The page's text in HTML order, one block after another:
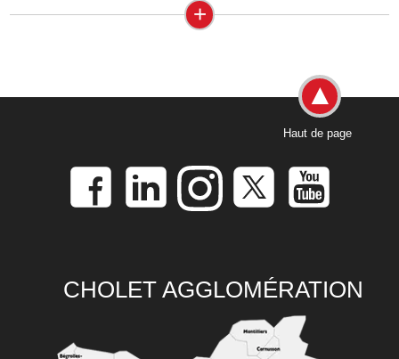
+
Haut de page
CHOLET AGGLOMÉRATION